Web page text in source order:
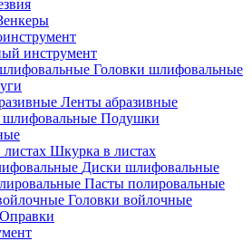
инструмент
Головки шлифовальные
Ленты абразивные
Подушки
Шкурка в листах
Диски шлифовальные
Пасты полировальные
Головки войлочные
Оправки